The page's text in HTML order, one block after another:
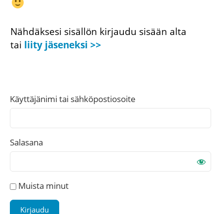
Nähdäksesi sisällön kirjaudu sisään alta
tai liity jäseneksi >>
Käyttäjänimi tai sähköpostiosoite
Salasana
Muista minut